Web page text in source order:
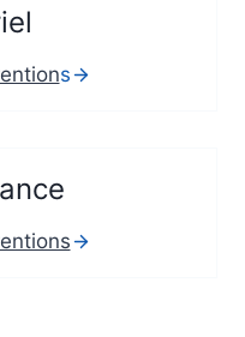
s